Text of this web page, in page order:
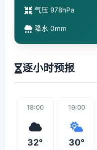
气压 978hPa
降水 0mm
逐小时预报
18:00
32°
19:00
30°